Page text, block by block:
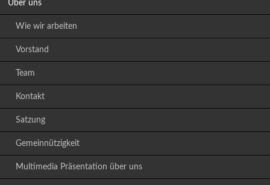
Über uns
Wie wir arbeiten
Vorstand
Team
Kontakt
Satzung
Gemeinnützigkeit
Multimedia Präsentation über uns